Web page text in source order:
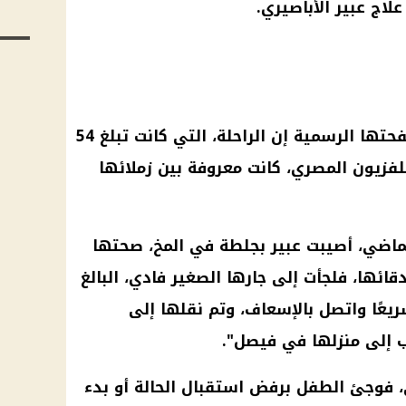
عبير الأباصيري.
وقالت سوزان عبر منشور على صفحتها الرسمية إن الراحلة، التي كانت تبلغ 54
المصري، كانت معروفة بين زملائها
أصيبت عبير بجلطة في المخ، صحتها
فلجأت إلى جارها الصغير فادي، البالغ
سريعًا واتصل بالإسعاف، وتم نقلها إلى
إلى منزلها في فيصل".
الطفل برفض استقبال الحالة أو بدء